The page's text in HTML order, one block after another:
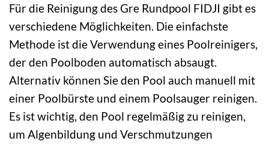
Für die Reinigung des Gre Rundpool FIDJI gibt es
verschiedene Möglichkeiten. Die einfachste
Methode ist die Verwendung eines Poolreinigers,
der den Poolboden automatisch absaugt.
Alternativ können Sie den Pool auch manuell mit
einer Poolbürste und einem Poolsauger reinigen.
Es ist wichtig, den Pool regelmäßig zu reinigen,
um Algenbildung und Verschmutzungen